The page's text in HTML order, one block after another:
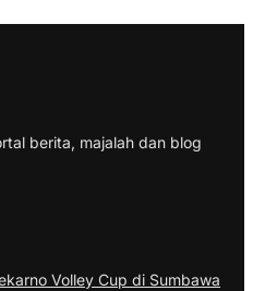
berita, majalah dan blog
Volley Cup di Sumbawa